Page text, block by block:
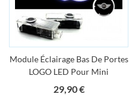
Module Éclairage Bas De Portes
LOGO LED Pour Mini
29,90 €Prix